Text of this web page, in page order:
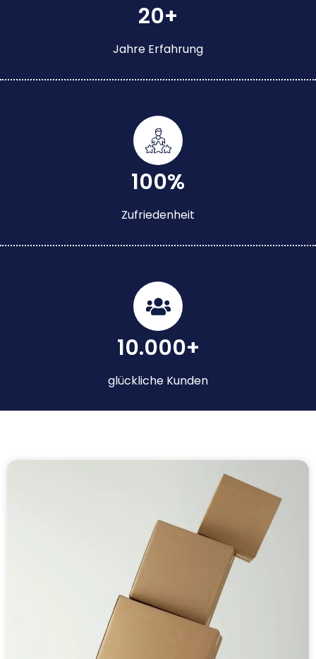
20+
Jahre Erfahrung
100%
Zufriedenheit
10.000+
glückliche Kunden